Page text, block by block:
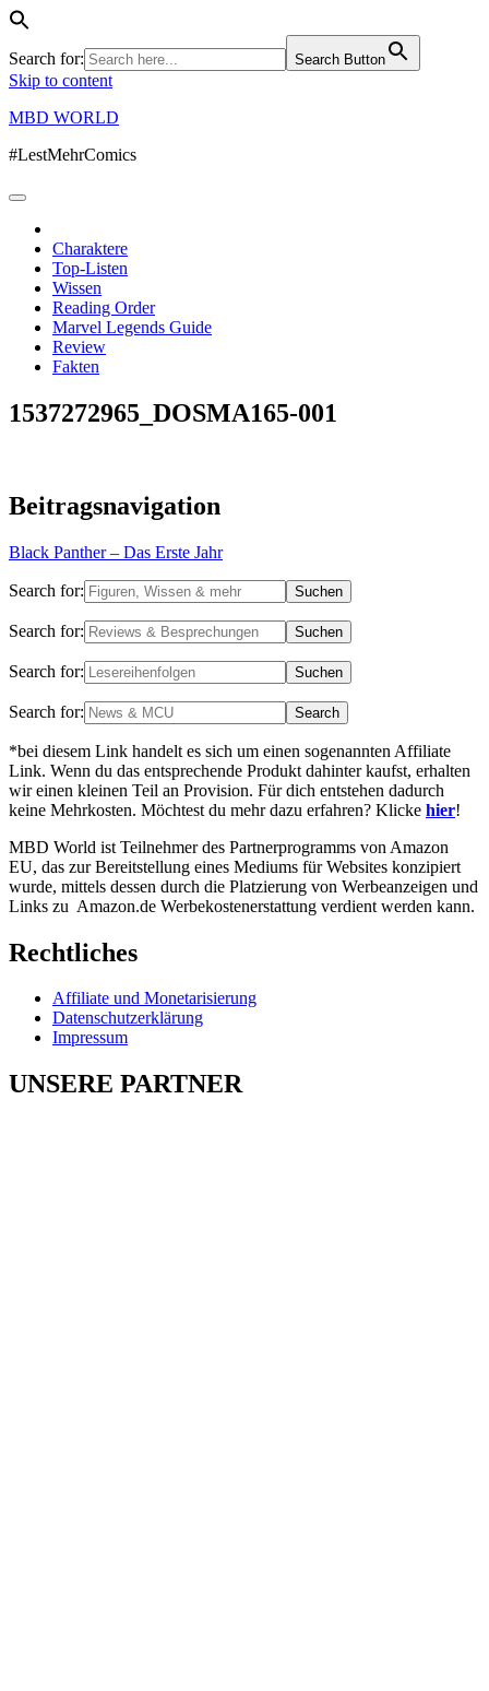
Search for: Search Button
Skip to content
MBD WORLD
#LestMehrComics
Charaktere
Top-Listen
Wissen
Reading Order
Marvel Legends Guide
Review
Fakten
1537272965_DOSMA165-001
Beitragsnavigation
Black Panther – Das Erste Jahr
Search for:
Search for:
Search for:
Search for:
*bei diesem Link handelt es sich um einen sogenannten Affiliate
Link. Wenn du das entsprechende Produkt dahinter kaufst, erhalten
wir einen kleinen Teil an Provision. Für dich entstehen dadurch
keine Mehrkosten. Möchtest du mehr dazu erfahren? Klicke hier!
MBD World ist Teilnehmer des Partnerprogramms von Amazon
EU, das zur Bereitstellung eines Mediums für Websites konzipiert
wurde, mittels dessen durch die Platzierung von Werbeanzeigen und
Links zu Amazon.de Werbekostenerstattung verdient werden kann.
Rechtliches
Affiliate und Monetarisierung
Datenschutzerklärung
Impressum
UNSERE PARTNER